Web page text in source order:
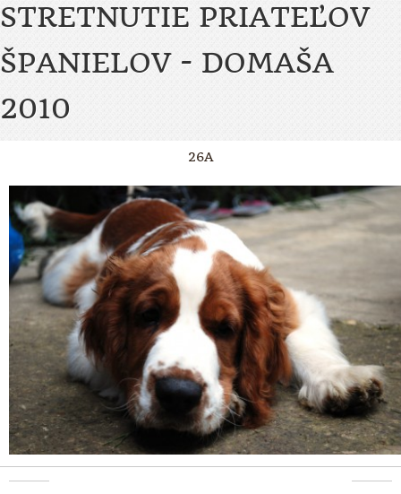
STRETNUTIE PRIATEĽOV
ŠPANIELOV - DOMAŠA
2010
26A